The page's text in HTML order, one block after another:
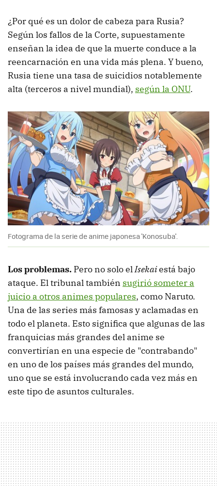
¿Por qué es un dolor de cabeza para Rusia?
Según los fallos de la Corte, supuestamente
enseñan la idea de que la muerte conduce a la
reencarnación en una vida más plena. Y bueno,
Rusia tiene una tasa de suicidios notablemente
alta (terceros a nivel mundial), según la ONU.
Fotograma de la serie de anime japonesa 'Konosuba'.
Los problemas. Pero no solo elIsekaiestá bajo
ataque. El tribunal también sugirió someter a
juicio a otros animes populares, como Naruto.
Una de las series más famosas y aclamadas en
todo el planeta. Esto significa que algunas de las
franquicias más grandes del anime se
convertirían en una especie de "contrabando"
en uno de los países más grandes del mundo,
uno que se está involucrando cada vez más en
este tipo de asuntos culturales.